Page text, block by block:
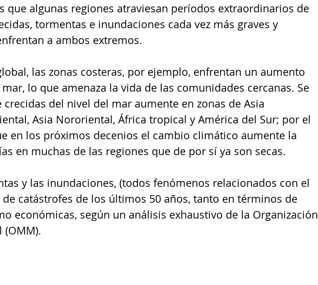
que algunas regiones atraviesan períodos extraordinarios de
tormentas e inundaciones cada vez más graves y
a ambos extremos.
las zonas costeras, por ejemplo, enfrentan un aumento
lo que amenaza la vida de las comunidades cercanas. Se
del nivel del mar aumente en zonas de Asia
Asia Nororiental, África tropical y América del Sur; por el
en los próximos decenios el cambio climático aumente la
en muchas de las regiones que de por sí ya son secas.
y las inundaciones, (todos fenómenos relacionados con el
catástrofes de los últimos 50 años, tanto en términos de
económicas, según un análisis exhaustivo de la Organización